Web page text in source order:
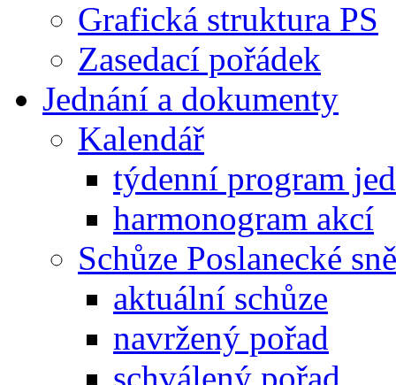
Grafická struktura PS
Zasedací pořádek
Jednání a dokumenty
Kalendář
týdenní program
harmonogram akcí
Schůze Poslanecké
aktuální schůze
navržený pořad
schválený pořad